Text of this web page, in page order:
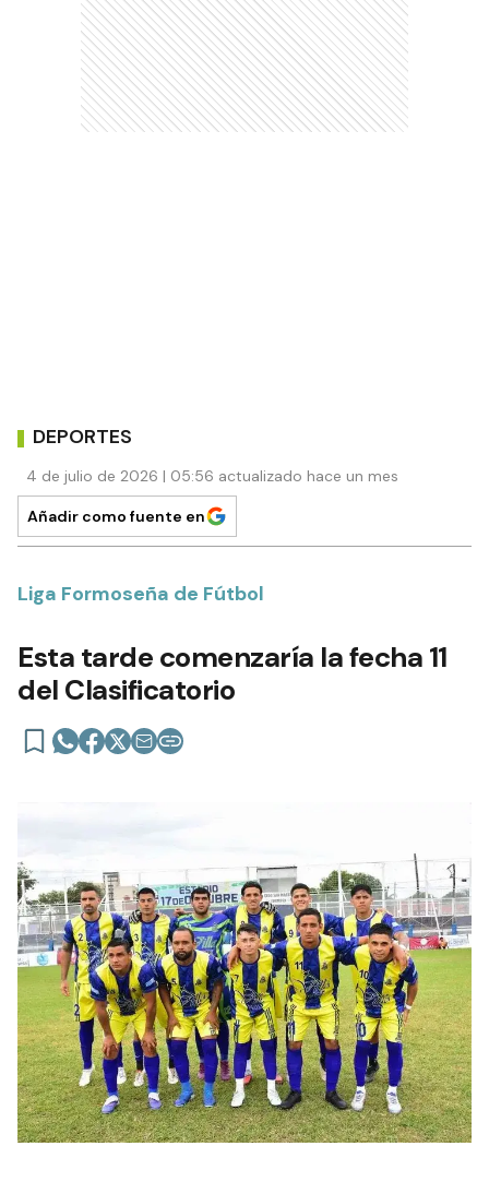
DEPORTES
4 de julio de 2026 | 05:56 actualizado hace un mes
Añadir como fuente en
Liga Formoseña de Fútbol
Esta tarde comenzaría la fecha 11
del Clasificatorio